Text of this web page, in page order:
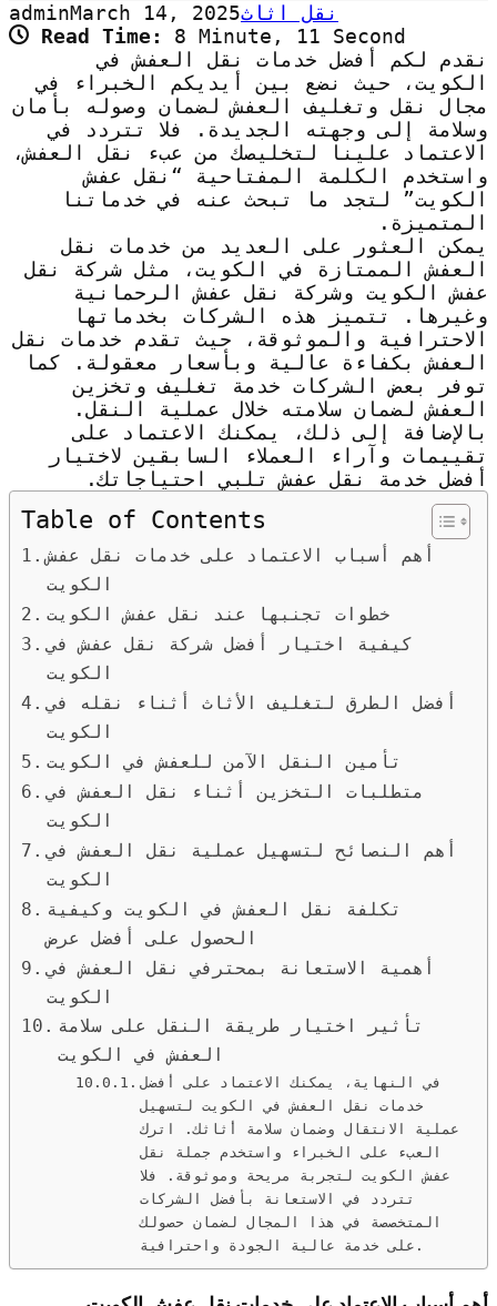
adminMarch 14, 2025نقل اثاث
Read Time:
8 Minute, 11 Second
نقدم لكم أفضل خدمات نقل العفش في
الكويت، حيث نضع بين أيديكم الخبراء في
مجال نقل وتغليف العفش لضمان وصوله بأمان
وسلامة إلى وجهته الجديدة. فلا تتردد في
الاعتماد علينا لتخليصك من عبء نقل العفش،
واستخدم الكلمة المفتاحية “نقل عفش
الكويت” لتجد ما تبحث عنه في خدماتنا
المتميزة.
يمكن العثور على العديد من خدمات نقل
العفش الممتازة في الكويت، مثل شركة نقل
عفش الكويت وشركة نقل عفش الرحمانية
وغيرها. تتميز هذه الشركات بخدماتها
الاحترافية والموثوقة، حيث تقدم خدمات نقل
العفش بكفاءة عالية وبأسعار معقولة. كما
توفر بعض الشركات خدمة تغليف وتخزين
العفش لضمان سلامته خلال عملية النقل.
بالإضافة إلى ذلك، يمكنك الاعتماد على
تقييمات وآراء العملاء السابقين لاختيار
أفضل خدمة نقل عفش تلبي احتياجاتك.
Table of Contents
أهم أسباب الاعتماد على خدمات نقل عفش
الكويت
خطوات تجنبها عند نقل عفش الكويت
كيفية اختيار أفضل شركة نقل عفش في
الكويت
أفضل الطرق لتغليف الأثاث أثناء نقله في
الكويت
تأمين النقل الآمن للعفش في الكويت
متطلبات التخزين أثناء نقل العفش في
الكويت
أهم النصائح لتسهيل عملية نقل العفش في
الكويت
تكلفة نقل العفش في الكويت وكيفية
الحصول على أفضل عرض
أهمية الاستعانة بمحترفي نقل العفش في
الكويت
تأثير اختيار طريقة النقل على سلامة
العفش في الكويت
في النهاية، يمكنك الاعتماد على أفضل
خدمات نقل العفش في الكويت لتسهيل
عملية الانتقال وضمان سلامة أثاثك. اترك
العبء على الخبراء واستخدم جملة نقل
عفش الكويت لتجربة مريحة وموثوقة. فلا
تتردد في الاستعانة بأفضل الشركات
المتخصصة في هذا المجال لضمان حصولك
على خدمة عالية الجودة واحترافية.